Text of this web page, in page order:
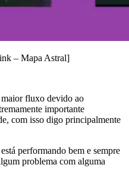
– Mapa Astral]
fluxo devido ao
importante
com isso digo principalmente
performando bem e sempre
problema com alguma